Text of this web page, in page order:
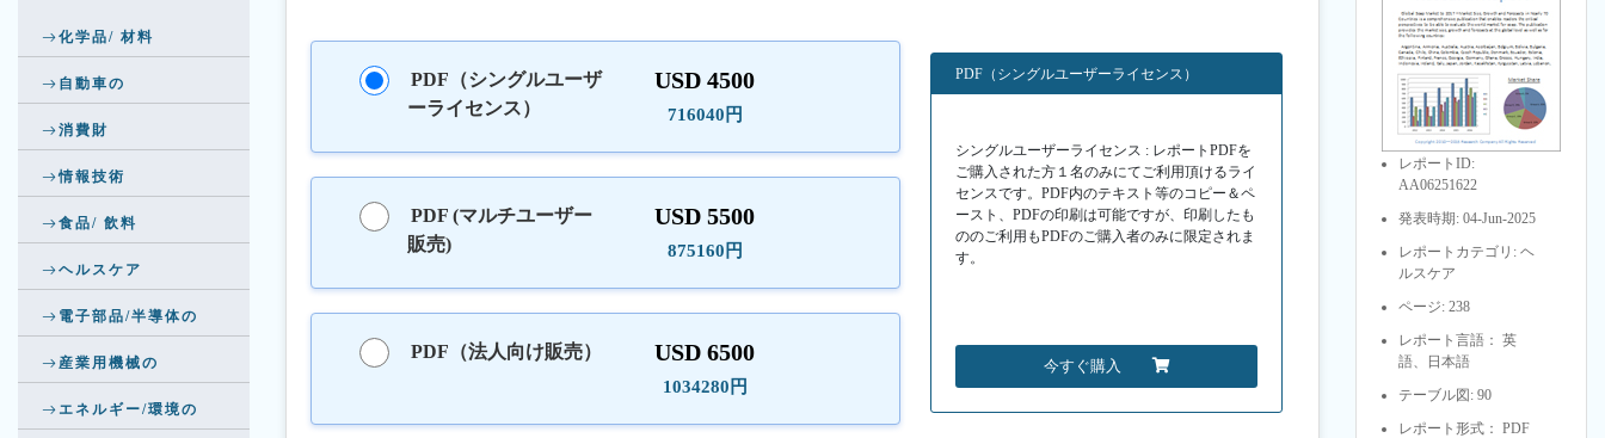
化学品/ 材料
自動車の
消費財
情報技術
食品/ 飲料
ヘルスケア
電子部品/半導体の
産業用機械の
エネルギー/環境の
PDF（シングルユーザ
ーライセンス）
USD 4500
716040円
PDF (マルチユーザー
販売)
USD 5500
875160円
PDF（法人向け販売） USD 6500
1034280円
PDF（シングルユーザーライセンス）
シングルユーザーライセンス : レポートPDFを
ご購入された方１名のみにてご利用頂けるライ
センスです。PDF内のテキスト等のコピー＆ペ
ースト、PDFの印刷は可能ですが、印刷したも
ののご利用もPDFのご購入者のみに限定されま
す。
今すぐ購入
レポートID:
AA06251622
発表時期: 04-Jun-2025
レポートカテゴリ: ヘ
ルスケア
ページ: 238
レポート言語： 英
語、日本語
テーブル図: 90
レポート形式： PDF